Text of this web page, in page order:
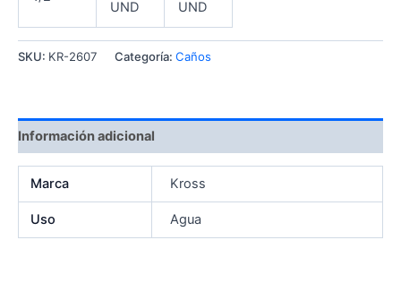
UND
UND
SKU: KR-2607 Categoría: Caños
Información adicional
Marca Kross
Uso Agua